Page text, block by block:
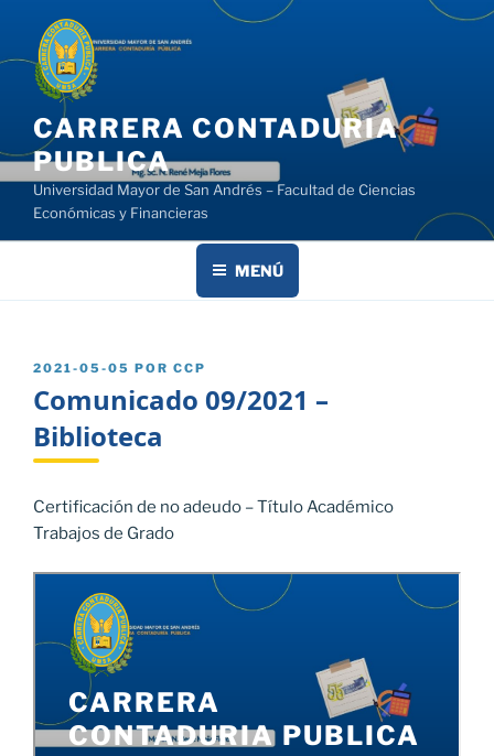
contenido
CARRERA CONTADURIA
PUBLICA
Universidad Mayor de San Andrés – Facultad de Ciencias
Económicas y Financieras
MENÚ
PUBLICADO
2021-05-05 POR CCP
Comunicado 09/2021 –
Biblioteca
Certificación de no adeudo – Título Académico
Trabajos de Grado